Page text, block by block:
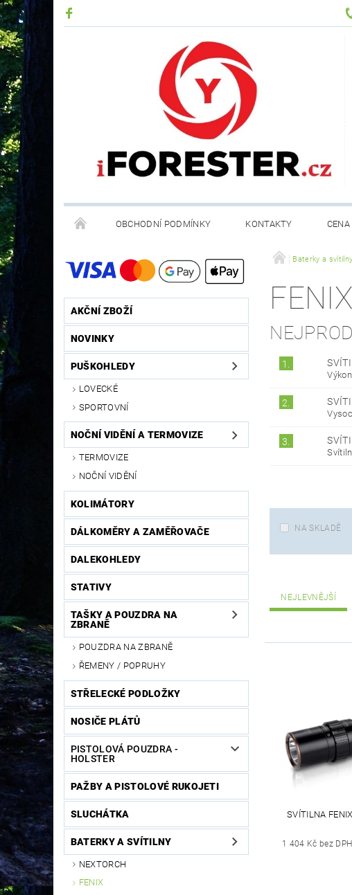
OBCHODNÍ PODMÍNKY KONTAKTY
RECYKLACE ELEKTROODPADU A BATERIÍ
AKČNÍ ZBOŽÍ
NOVINKY
PUŠKOHLEDY
LOVECKÉ
SPORTOVNÍ
NOČNÍ VIDĚNÍ A TERMOVIZE
TERMOVIZE
NOČNÍ VIDĚNÍ
KOLIMÁTORY
DÁLKOMĚRY A ZAMĚŘOVAČE
DALEKOHLEDY
STATIVY
TAŠKY A POUZDRA NA
ZBRANĚ
POUZDRA NA ZBRANĚ
ŘEMENY / POPRUHY
STŘELECKÉ PODLOŽKY
NOSIČE PLÁTŮ
PISTOLOVÁ POUZDRA -
HOLSTER
PAŽBY A PISTOLOVÉ RUKOJETI
SLUCHÁTKA
BATERKY A SVÍTILNY
NEXTORCH
FENIX
Baterky a svítilny
FENIX
1.
2.
3.
NA SKLADĚ
NEJLEVNĚJŠÍ
SVÍTILNA
1 404 Kč bez DPH